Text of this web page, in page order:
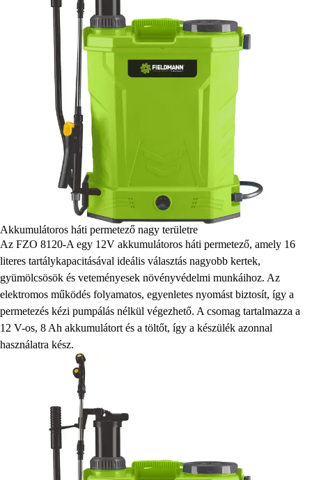
Akkumulátoros háti permetező nagy területre
Az FZO 8120-A egy 12V akkumulátoros háti permetező, amely 16
literes tartálykapacitásával ideális választás nagyobb kertek,
gyümölcsösök és veteményesek növényvédelmi munkáihoz. Az
elektromos működés folyamatos, egyenletes nyomást biztosít, így a
permetezés kézi pumpálás nélkül végezhető. A csomag tartalmazza a
12 V-os, 8 Ah akkumulátort és a töltőt, így a készülék azonnal
használatra kész.